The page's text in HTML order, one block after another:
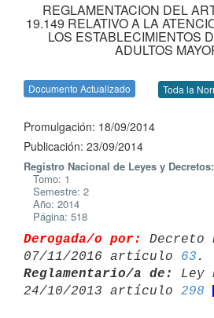
REGLAMENTACION DEL
19.149 RELATIVO A LA
LOS ESTABLECIMIENTOS
ADULTOS
Documento Actualizado Toda la
Promulgación: 18/09/2014
Publicación: 23/09/2014
Registro Nacional de Leyes y Decretos:
Tomo: 1
Semestre: 2
Año: 2014
Página: 518
Derogada/o por:
Decreto
07/11/2016 artículo 63
Reglamentario/a de:
Ley
24/10/2013 artículo 298